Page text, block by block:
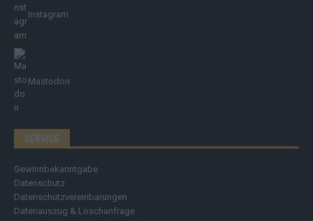
Instagram
Mastodon
SERVICE
Gewinnbekanntgabe
Datenschutz
Datenschutzvereinbarungen
Datenauszug & Löschanfrage